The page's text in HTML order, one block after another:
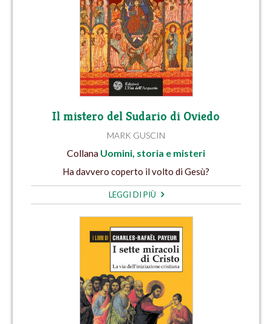
Il mistero del Sudario di Oviedo
MARK GUSCIN
Collana Uomini, storia e misteri
Ha davvero coperto il volto di Gesù?
LEGGI DI PIÙ